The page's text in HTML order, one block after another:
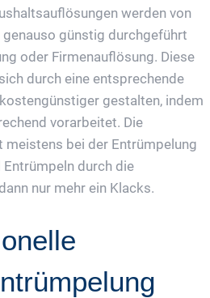
werden von
günstig durchgeführt
oder Firmenauflösung. Diese
durch eine entsprechende
gestalten, indem
vorarbeitet. Die
bei der Entrümpelung
durch die
nur mehr ein Klacks.